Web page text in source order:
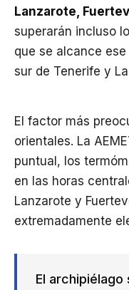
Lanzarote,
superarán incluso
que se alcance
sur de Tenerife y
El factor más
orientales. La
puntual, los
en las horas
Lanzarote y
extremadamente
El